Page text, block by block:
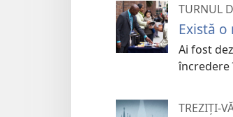
TURNUL
Există
Ai fost
încredere
TREZIȚI-